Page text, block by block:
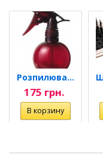
Розпилювач для води Comair...
175 грн.